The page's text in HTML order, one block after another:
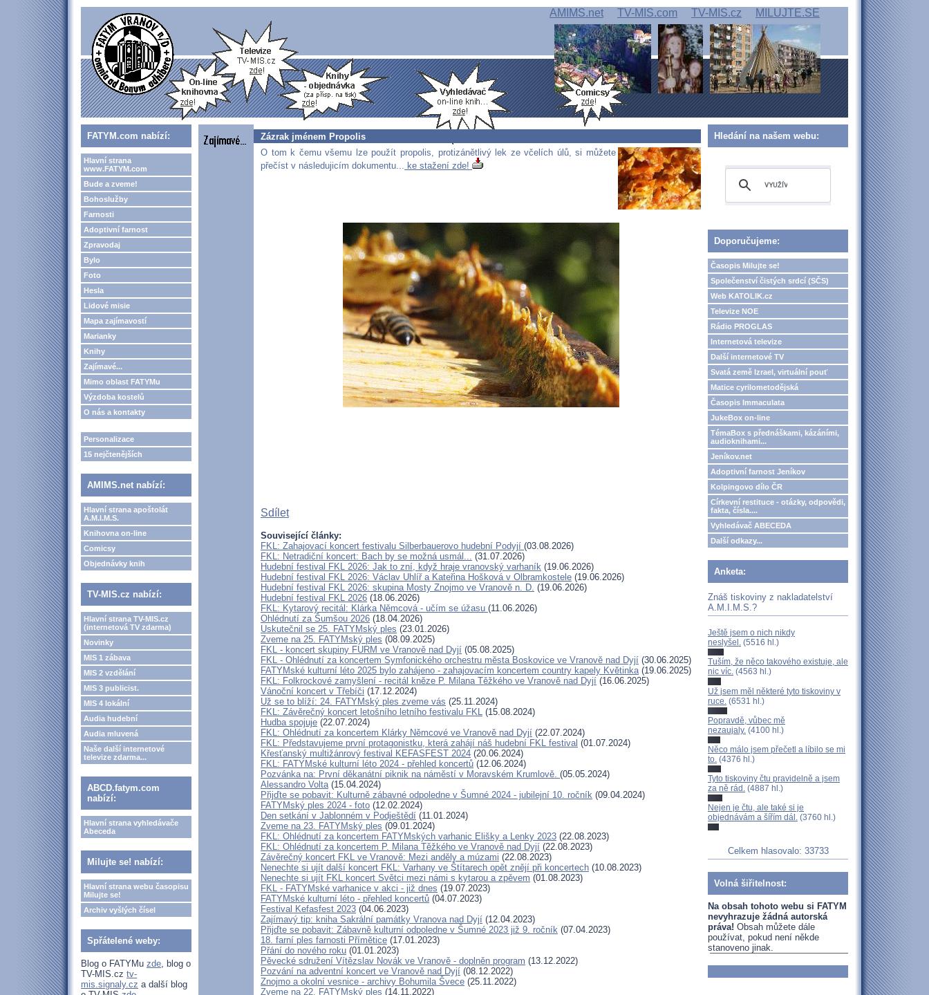
AMIMS.net TV-MIS.com TV-MIS.cz MILUJTE.SE
FATYM.com nabízí:
Hlavní strana
www.FATYM.com
Bude a zveme!
Bohoslužby
Farnosti
Adoptivní farnost
Zpravodaj
Bylo
Foto
Hesla
Lidové misie
Mapa zajímavostí
Marianky
Knihy
Zajímavé...
Mimo oblast FATYMu
Výzdoba kostelů
O nás a kontakty
Personalizace
15 nejčtenějších
AMIMS.net nabízí:
Hlavní strana apoštolát
A.M.I.M.S.
Knihovna on-line
Comicsy
Objednávky knih
TV-MIS.cz nabízí:
Hlavní strana TV-MIS.cz
(internetová TV zdarma)
Novinky
MIS 1 zábava
MIS 2 vzdělání
MIS 3 publicist.
MIS 4 lokální
Audia hudební
Audia mluvená
Naše další internetové
televize zdarma...
ABCD.fatym.com
nabízí:
Hlavní strana vyhledávače
Abeceda
Milujte se! nabízí:
Hlavní strana webu časopisu
Milujte se!
Archiv vyšlých čísel
Spřátelené weby:
Blog o FATYMu zde, blog o
TV-MIS.cz tv-
mis.signaly.cz a další blog
Zázrak jménem Propolis
O tom k čemu všemu lze použít propolis, protizánětlivý lek ze včelích úlů, si můžete
přečíst v následujicím dokumentu... ke stažení zde!
Sdílet
Související články:
FKL: Zahajovací koncert festivalu Silberbauerovo hudební Podyjí (03.08.2026)
FKL: Netradiční koncert: Bach by se možná usmál... (31.07.2026)
Hudební festival FKL 2026: Jak to zní, když hraje vranovský varhaník (19.06.2026)
Hudební festival FKL 2026: Václav Uhlíř a Kateřina Hošková v Olbramkostele (19.06.2026)
Hudební festival FKL 2026: skupina Mosty Znojmo ve Vranově n. D. (19.06.2026)
Hudební festival FKL 2026 (18.06.2026)
FKL: Kytarový recitál: Klárka Němcová - učím se úžasu (11.06.2026)
Ohlédnutí za Šumšou 2026 (18.04.2026)
Uskutečnil se 25. FATYMský ples (23.01.2026)
Zveme na 25. FATYMský ples (08.09.2025)
FKL - koncert skupiny FURM ve Vranově nad Dyjí (05.08.2025)
FKL - Ohlédnutí za koncertem Symfonického orchestru města Boskovice ve Vranově nad Dyjí (30.06.2025)
FATYMské kulturní léto 2025 bylo zahájeno - zahajovacím koncertem country kapely Květinka(19.06.2025)
FKL: Folkrockové zamyšlení - recitál kněze P. Milana Těžkého ve Vranově nad Dyjí (16.06.2025)
Vánoční koncert v Třebíči (17.12.2024)
Už se to blíží: 24. FATYMský ples zveme vás (25.11.2024)
FKL: Závěrečný koncert letošního letního festivalu FKL (15.08.2024)
Hudba spojuje (22.07.2024)
FKL: Ohlédnutí za koncertem Klárky Němcové ve Vranově nad Dyjí (22.07.2024)
FKL: Představujeme první protagonistku, která zahájí náš hudební FKL festival (01.07.2024)
Křesťanský multižánrový festival KEFASFEST 2024 (20.06.2024)
FKL: FATYMské kulturní léto 2024 - přehled koncertů (12.06.2024)
Pozvánka na: První děkanátní piknik na náměstí v Moravském Krumlově. (05.05.2024)
Alessandro Volta(15.04.2024)
Přijďte se pobavit: Kulturně zábavné odpoledne v Šumné 2024 - jubilejní 10. ročník (09.04.2024)
FATYMský ples 2024 - foto (12.02.2024)
Den setkání v Jablonném v Podještědí (11.01.2024)
Zveme na 23. FATYMský ples (09.01.2024)
FKL: Ohlédnutí za koncertem FATYMských varhanic Elišky a Lenky 2023 (22.08.2023)
FKL: Ohlédnutí za koncertem P. Milana Těžkého ve Vranově nad Dyjí (22.08.2023)
Závěrečný koncert FKL ve Vranově: Mezi anděly a múzami (22.08.2023)
Nenechte si ujít další koncert FKL: Varhany ve Štítarech opět znějí při koncertech (10.08.2023)
Nenechte si ujít FKL koncert Světci mezi námi s kytarou a zpěvem (01.08.2023)
FKL - FATYMské varhanice v akci - již dnes (19.07.2023)
FATYMské kulturní léto - přehled koncertů (04.07.2023)
Festival Kefasfest 2023 (04.06.2023)
Zajímavý tip: kniha Sakrální památky Vranova nad Dyjí (12.04.2023)
Přijďte se pobavit: Zábavně kulturní odpoledne v Šumné 2023 již 9. ročník (07.04.2023)
18. farní ples farnosti Přímětice (17.01.2023)
Přání do nového roku (01.01.2023)
Pěvecké sdružení Vítězslav Novák ve Vranově - doplněn program (13.12.2022)
Pozvání na adventní koncert ve Vranově nad Dyjí (08.12.2022)
Znojmo a okolní vesnice - archivy Bohumila Švece (25.11.2022)
Zveme na 22. FATYMský ples (14.11.2022)
Hledání na našem webu:
Doporučujeme:
Časopis Milujte se!
Společenství čistých srdcí (SČS)
Web KATOLIK.cz
Televize NOE
Rádio PROGLAS
Internetová televize
Další internetové TV
Svatá země Izrael, virtuální pouť
Matice cyrilometodějská
Časopis Immaculata
JukeBox on-line
TémaBox s přednáškami, kázáními,
audioknihami...
Jeníkov.net
Adoptivní farnost Jeníkov
Kolpingovo dílo ČR
Církevní restituce - otázky, odpovědi,
fakta, čísla....
Vyhledávač ABECEDA
Další odkazy...
Anketa:
Znáš tiskoviny z nakladatelství
A.M.I.M.S.?
Ještě jsem o nich nikdy
neslyšel. (5516 hl.)
Tuším, že něco takového existuje, ale
nic víc. (4563 hl.)
Už jsem měl některé tyto tiskoviny v
ruce. (6531 hl.)
Popravdě, vůbec mě
nezaujaly. (4100 hl.)
Něco málo jsem přečetl a líbilo se mi
to. (4376 hl.)
Tyto tiskoviny čtu pravidelně a jsem
za ně rád. (4887 hl.)
Nejen je čtu, ale také si je
objednávám a šířím dál. (3760 hl.)
Celkem hlasovalo: 33733
Volná šiřitelnost:
Na obsah tohoto webu si FATYM
nevyhrazuje žádná autorská
práva! Obsah můžete dále
používat, pokud není někde
stanoveno jinak.